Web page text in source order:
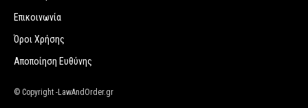
Επικοινωνία
Όροι Χρήσης
Αποποίηση Ευθύνης
© Copyright -LawAndOrder.gr